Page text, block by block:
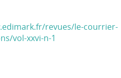
revues/le-courrier-
vol-xxvi-n-1